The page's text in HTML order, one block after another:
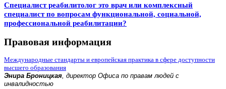
Специалист реабилитолог это врач или комплексный
специалист по вопросам функциональной, социальной,
профессиональной реабилитации?
Правовая информация
Международные стандарты и европейская практика в сфере доступности
высшего образования
Энира Броницкая, директор Офиса по правам людей с
инвалидностью